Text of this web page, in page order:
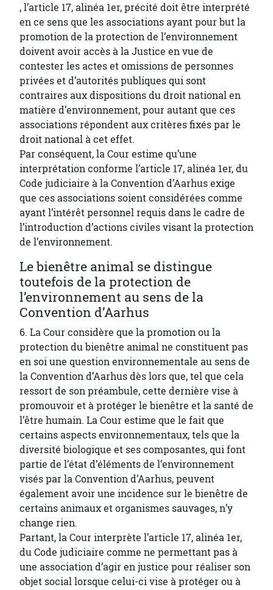
, l’article 17, alinéa 1er, précité doit être interprété
en ce sens que les associations ayant pour but la
promotion de la protection de l’environnement
doivent avoir accès à la Justice en vue de
contester les actes et omissions de personnes
privées et d’autorités publiques qui sont
contraires aux dispositions du droit national en
matière d’environnement, pour autant que ces
associations répondent aux critères fixés par le
droit national à cet effet.
Par conséquent, la Cour estime qu’une
interprétation conforme l’article 17, alinéa 1er, du
Code judiciaire à la Convention d’Aarhus exige
que ces associations soient considérées comme
ayant l’intérêt personnel requis dans le cadre de
l’introduction d’actions civiles visant la protection
de l’environnement.
Le bienêtre animal se distingue
toutefois de la protection de
l’environnement au sens de la
Convention d’Aarhus
6. La Cour considère que la promotion ou la
protection du bienêtre animal ne constituent pas
en soi une question environnementale au sens de
la Convention d’Aarhus dès lors que, tel que cela
ressort de son préambule, cette dernière vise à
promouvoir et à protéger le bienêtre et la santé de
l’être humain. La Cour estime que le fait que
certains aspects environnementaux, tels que la
diversité biologique et ses composantes, qui font
partie de l’état d’éléments de l’environnement
visés par la Convention d’Aarhus, peuvent
également avoir une incidence sur le bienêtre de
certains animaux et organismes sauvages, n’y
change rien.
Partant, la Cour interprète l’article 17, alinéa 1er,
du Code judiciaire comme ne permettant pas à
une association d’agir en justice pour réaliser son
objet social lorsque celui-ci vise à protéger ou à